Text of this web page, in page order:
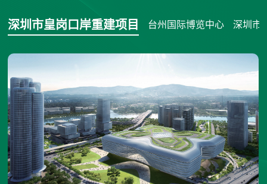
深圳市皇岗口岸重建项目 台州国际博览中心 深圳市